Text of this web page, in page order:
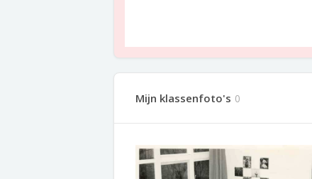
Mijn klassenfoto's 0